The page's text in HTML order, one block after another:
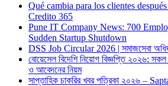
Qué cambia para los clientes
Credito 365
Pune IT Company News: 700
Sudden Startup Shutdown
DSS Job Circular 2026 | সমাজসেবা
বোয়েসেল বিদেশি নিয়োগ বিজ্ঞপ্তি ২০২৬: সকল
ও আবেদনের নিয়ম
সাপ্তাহিক চাকরির খবর পত্রিকা ২০২৬ –